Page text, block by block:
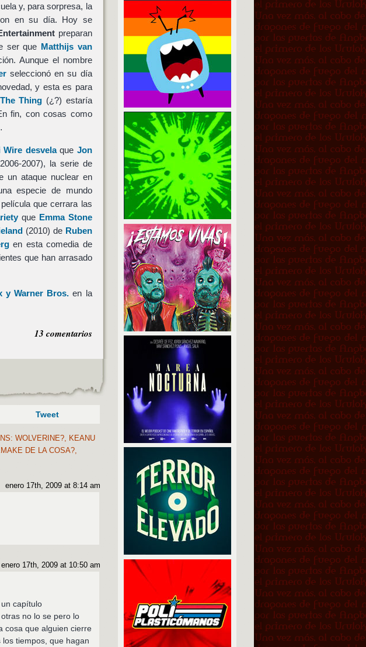
y, para sorpresa, la
en su día. Hoy se
preparan
ser que Matthijs van
Aunque el nombre
seleccionó en su día
y esta es para
The Thing (¿?) estaría
fin, con cosas como
Wire desvelaque Jon
2007), la serie de
un ataque nuclear en
especie de mundo
que cerrara las
que Emma Stone
(2010) de Ruben
en esta comedia de
que han arrasado
y Warner Bros. en la
13 comentarios
Tweet
WOLVERINE?, KEANU
DE LA COSA?,
enero 17th, 2009 at 8:14 am
enero 17th, 2009 at 10:50 am
capítulo
no lo se pero lo
cosa que alguien cierre
tiempos, que hagan